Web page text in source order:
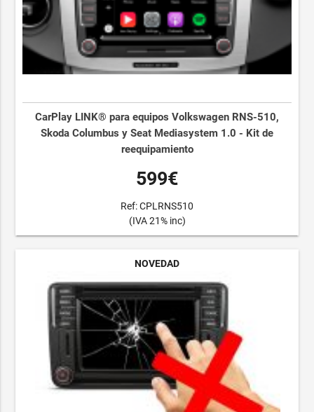
CarPlay LINK® para equipos Volkswagen RNS-510,
Skoda Columbus y Seat Mediasystem 1.0 - Kit de
reequipamiento
599€
Ref: CPLRNS510
(IVA 21% inc)
NOVEDAD